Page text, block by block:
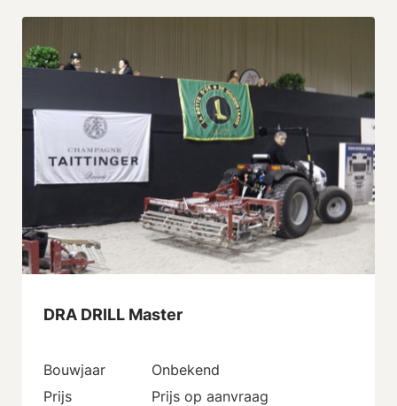
DRA DRILL Master
Bouwjaar
Onbekend
Prijs
Prijs op aanvraag